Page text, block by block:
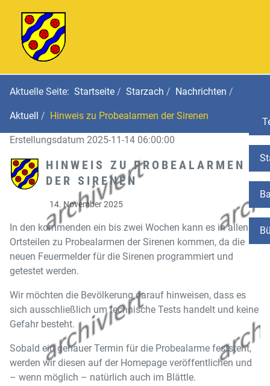
Aktuelle Seite: Startseite Starzach Nachrichten
Aktuell Hinweis zu Probealarmen der Sirenen
Erstellungsdatum 2025-11-14 06:00:00
HINWEIS ZU PROBEALARMEN
DER SIRENEN
14. November 2025
In den kommenden ein bis zwei Wochen kann es in allen
Ortsteilen zu Probealarmen der Sirenen kommen, da die
neuen Feuermelder für die Sirenen programmiert und
getestet werden.
Wir möchten die Bevölkerung darauf hinweisen, dass es
sich ausschließlich um technische Tests handelt und keine
Gefahr besteht.
Sobald ein genauer Termin für die Probealarme feststeht,
werden wir diesen auf der Homepage veröffentlichen und
– wenn möglich – natürlich auch im Blättle.